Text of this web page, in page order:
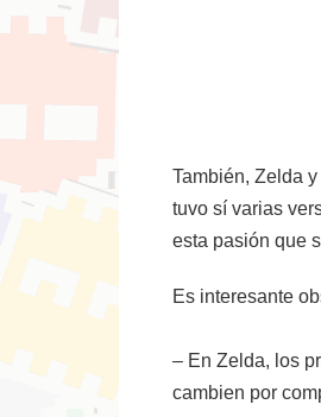
También, Zelda
tuvo sí varias
esta pasión que
Es interesante
– En Zelda, los
cambien por